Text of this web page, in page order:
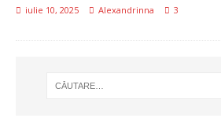
iulie 10, 2025 Alexandrinna 3